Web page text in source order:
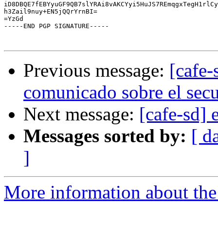
h3Zail9nuy+EN5jQQrYrnBI=
=YzGd
-----END PGP SIGNATURE-----
Previous message: [cafe-
comunicado sobre el
Next message: [cafe-sd]
Messages sorted by: [
]
More information about